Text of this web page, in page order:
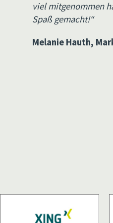
viel mitgenommen
Spaß gemacht!“
Melanie Hauth,